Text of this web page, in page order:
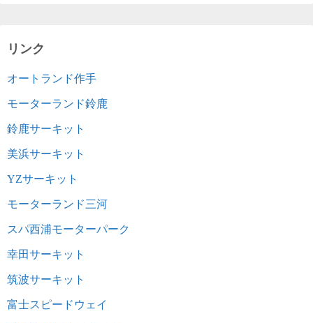
リンク
オートランド作手
モーターランド鈴鹿
鈴鹿サーキット
美浜サーキット
YZサーキット
モーターランド三河
スパ西浦モーターパーク
幸田サーキット
筑波サーキット
富士スピードウェイ